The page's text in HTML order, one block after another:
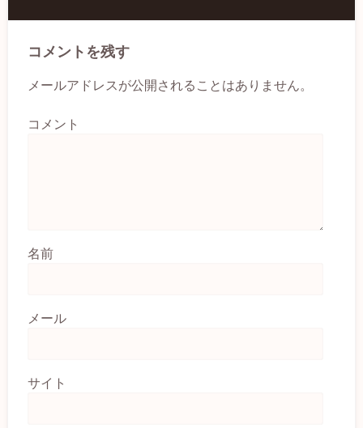
コメントを残す
メールアドレスが公開されることはありません。
コメント
名前
メール
サイト